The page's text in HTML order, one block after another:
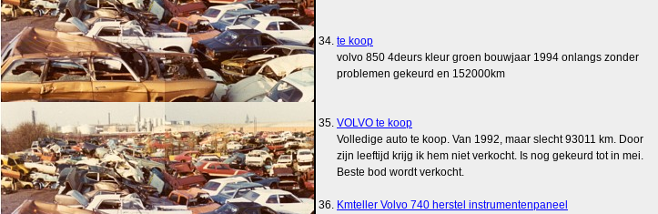
34. te koop
volvo 850 4deurs kleur groen bouwjaar 1994 onlangs zonder
problemen gekeurd en 152000km
35. VOLVO te koop
Volledige auto te koop. Van 1992, maar slecht 93011 km. Door
zijn leeftijd krijg ik hem niet verkocht. Is nog gekeurd tot in mei.
Beste bod wordt verkocht.
36. Kmteller Volvo 740 herstel instrumentenpaneel